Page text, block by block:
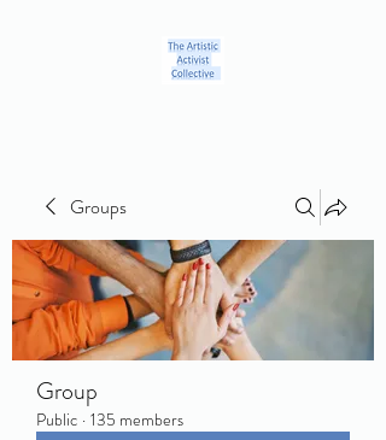
Groups
Group
Public · 135 members